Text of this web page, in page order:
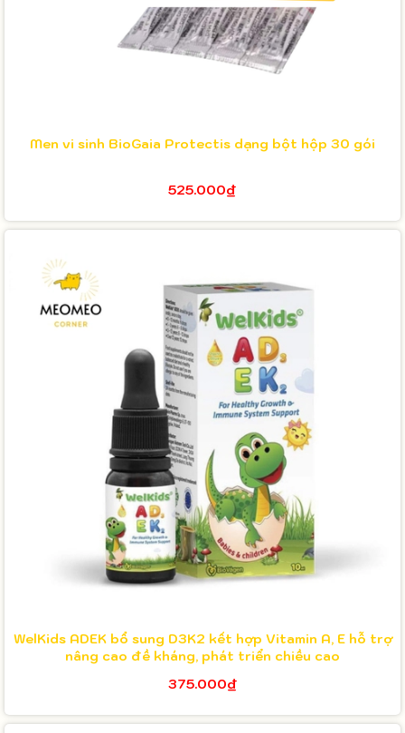
Men vi sinh BioGaia Protectis dạng bột hộp 30 gói
525.000₫
WelKids ADEK bổ sung D3K2 kết hợp Vitamin A, E hỗ trợ
nâng cao đề kháng, phát triển chiều cao
375.000₫